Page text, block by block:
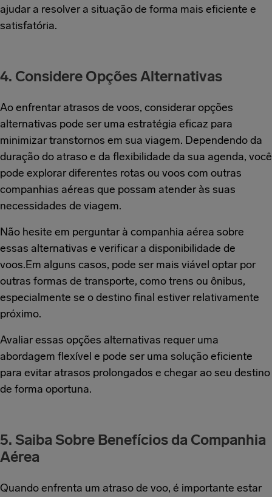
ajudar a resolver a situação de forma mais eficiente e
satisfatória.
4. Considere Opções Alternativas
Ao enfrentar atrasos de voos, considerar opções
alternativas pode ser uma estratégia eficaz para
minimizar transtornos em sua viagem. Dependendo da
duração do atraso e da flexibilidade da sua agenda, você
pode explorar diferentes rotas ou voos com outras
companhias aéreas que possam atender às suas
necessidades de viagem.
Não hesite em perguntar à companhia aérea sobre
essas alternativas e verificar a disponibilidade de
voos.Em alguns casos, pode ser mais viável optar por
outras formas de transporte, como trens ou ônibus,
especialmente se o destino final estiver relativamente
próximo.
Avaliar essas opções alternativas requer uma
abordagem flexível e pode ser uma solução eficiente
para evitar atrasos prolongados e chegar ao seu destino
de forma oportuna.
5. Saiba Sobre Benefícios da Companhia
Aérea
Quando enfrenta um atraso de voo, é importante estar